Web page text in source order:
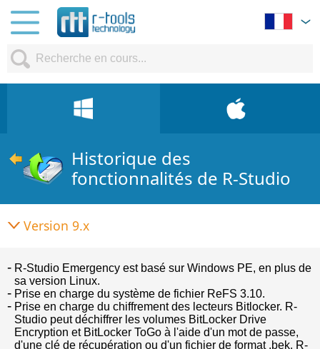
Historique des
fonctionnalités de R-Studio
Version 9.x
R-Studio Emergency est basé sur Windows PE, en plus de
sa version Linux.
Prise en charge du système de fichier ReFS 3.10.
Prise en charge du chiffrement des lecteurs Bitlocker. R-
Studio peut déchiffrer les volumes BitLocker Drive
Encryption et BitLocker ToGo à l'aide d'un mot de passe,
d'une clé de récupération ou d'un fichier de format .bek. R-